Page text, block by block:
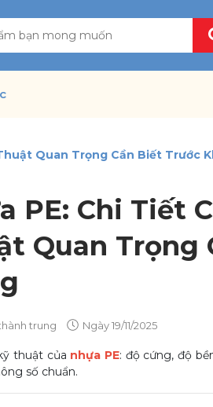
Quan Trọng Cần Biết Trước
PE: Chi Tiết
Quan Trọng
trung Ngày19/11/2025
thuật của nhựa PE: độ cứng, độ
số chuẩn.